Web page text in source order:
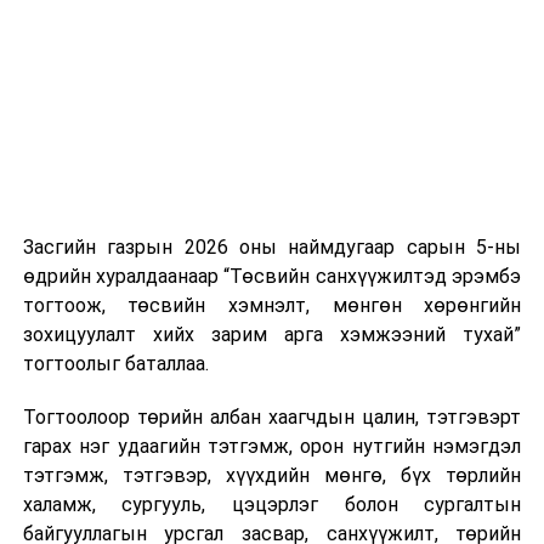
2023.09.29-
өргөн
мэдүүлсэн,
хэлэлцүүлэг/
·
Монгол
Улсын 2024
оны төсвийн
Шинэ хууль Францын зах зээлд үйлчилдэг гадаадын
дуудлагын төвүүдэд нөлөөлөхөөр байна. Тухайлбал,
Мароккогийн дуудлагын төвүүдийн орлогын 80 гаруй
хувь Францын зах зээлээс бүрддэг бөгөөд тус улсын
40–50 мянган ажлын байр эрсдэлд орж болзошгүйг
Засгийн газрын 2026 оны наймдугаар сарын 5-ны
өдрийн хуралдаанаар “Төсвийн санхүүжилтэд эрэмбэ
тогтоож, төсвийн хэмнэлт, мөнгөн хөрөнгийн
зохицуулалт хийх зарим арга хэмжээний тухай”
тогтоолыг баталлаа.
Тогтоолоор төрийн албан хаагчдын цалин, тэтгэвэрт
гарах нэг удаагийн тэтгэмж, орон нутгийн нэмэгдэл
тэтгэмж, тэтгэвэр, хүүхдийн мөнгө, бүх төрлийн
халамж, сургууль, цэцэрлэг болон сургалтын
байгууллагын урсгал засвар, санхүүжилт, төрийн